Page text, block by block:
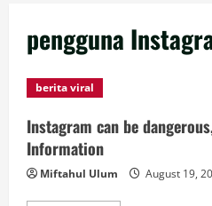
pengguna
berita viral
Instagram can be
Information
Miftahul Ulum August 19,